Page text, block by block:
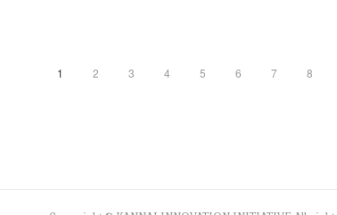
1 2 3 4 5 6 7 8